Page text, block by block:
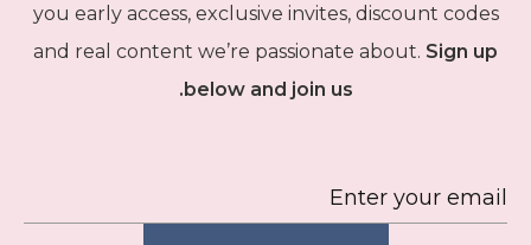
you early access, exclusive invites, discount codes
and real content we’re passionate about. Sign up
below and join us.